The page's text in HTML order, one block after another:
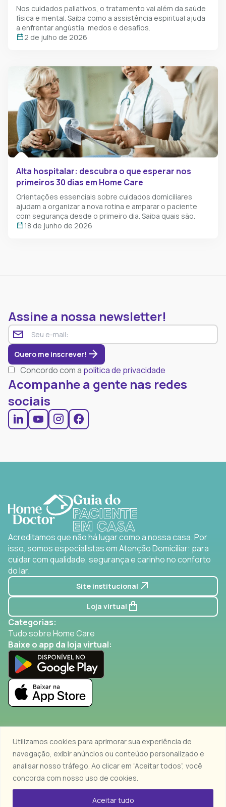
Utilizamos cookies para aprimorar sua experiência de
navegação, exibir anúncios ou conteúdo personalizado e
analisar nosso tráfego. Ao clicar em “Aceitar todos”, você
concorda com nosso uso de cookies.
Aceitar tudo
Nos cuidados paliativos, o tratamento vai além da saúde
física e mental. Saiba como a assistência espiritual ajuda
a enfrentar angústia, medos e desafios.
2 de julho de 2026
Alta hospitalar: descubra o que esperar nos
primeiros 30 dias em Home Care
Orientações essenciais sobre cuidados domiciliares
ajudam a organizar a nova rotina e amparar o paciente
com segurança desde o primeiro dia. Saiba quais são.
18 de junho de 2026
Assine a nossa newsletter!
Quero me inscrever!
Concordo com a política de privacidade
Acompanhe a gente nas redes
sociais
Acreditamos que não há lugar como a nossa casa. Por
isso, somos especialistas em Atenção Domiciliar: para
cuidar com qualidade, segurança e carinho no conforto
do lar.
Site institucional
Loja virtual
Categorias:
Tudo sobre Home Care
Baixe o app da loja virtual:
HOME DOCTOR FORNECIMENTO DE INFRAESTRUTURA DE
APOIO E ASSISTÊNCIA AO PACIENTE NO DOMICÍLIO LTDA.
Responsável Técnico: Dr. Cláudio Flauzino de Oliveira – CRM nº
93851
Copyrights © 2023 Home Doctor